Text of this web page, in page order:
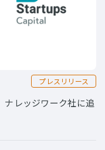
プレスリリース
ナレッジワーク社に追